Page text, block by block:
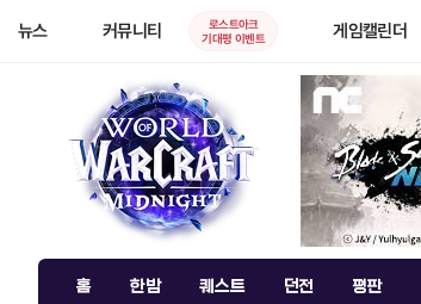
뉴스 커뮤니티
로스트아크
기대평 이벤트
게임캘린더
홈 한밤 퀘스트 던전 평판